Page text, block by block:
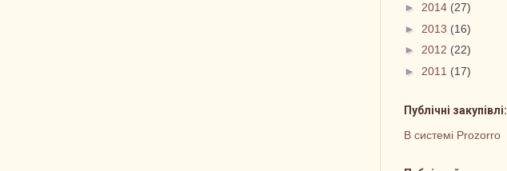
► 2014 (27)
► 2013 (16)
► 2012 (22)
► 2011 (17)
Публічні закупівлі:
В системі Prozorro